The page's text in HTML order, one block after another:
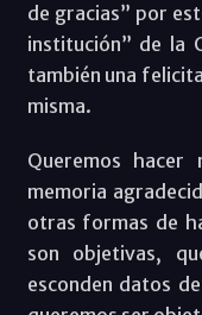
de gracias” por
institución” de la
también una
misma.
Queremos hacer
memoria
otras formas de
son objetivas,
esconden datos